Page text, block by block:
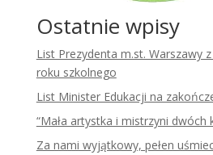
Ostatnie wpisy
List Prezydenta m.st. Warszawy
roku szkolnego
List Minister Edukacji na
“Mała artystka i mistrzyni dwóch
Za nami wyjątkowy, pełen